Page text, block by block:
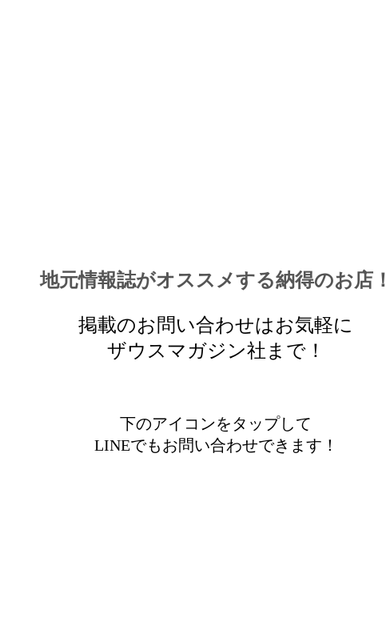
地元情報誌がオススメする納得のお店！
掲載のお問い合わせはお気軽に
ザウスマガジン社まで！
下のアイコンをタップして
LINEでもお問い合わせできます！